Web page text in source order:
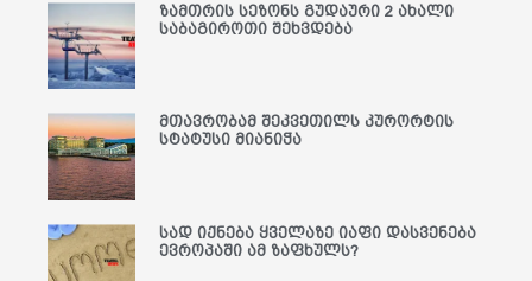
ზამთრის სეზონს გუდაური 2 ახალი
საბაგიროთი შეხვდება
მთავრობამ შეკვეთილს კურორტის
სტატუსი მიანიჭა
სად იქნება ყველაზე იაფი დასვენება
ევროპაში ამ ზაფხულს?